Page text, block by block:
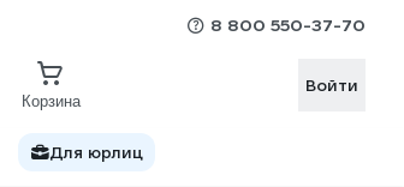
8 800 550-37-70
Корзина
Войти
Для юрлиц